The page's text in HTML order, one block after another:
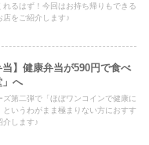
るはず！今回はお持ち帰りもできる
店をご紹介します♪
当】健康弁当が590円で食べ
」へ
第二弾で「ほぼワンコインで健康に
というわがまま極まりない方におすす
介します♪